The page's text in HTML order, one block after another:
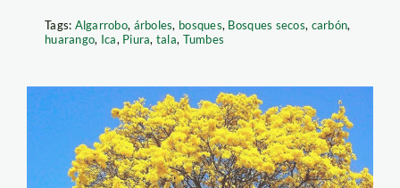
Tags: Algarrobo, árboles, bosques, Bosques secos, carbón,
huarango, Ica, Piura, tala, Tumbes
arboles-y-bosque—